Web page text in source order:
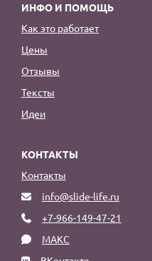
ИНФО И ПОМОЩЬ
Как это работает
Цены
Отзывы
Тексты
Идеи
КОНТАКТЫ
Контакты
info@slide-life.ru
+7-966-149-47-21
МАКС